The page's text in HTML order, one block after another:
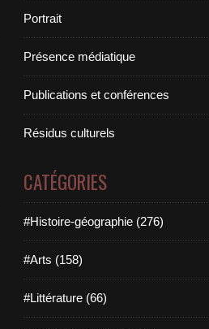
Portrait
Présence médiatique
Publications et conférences
Résidus culturels
CATÉGORIES
#Histoire-géographie (276)
#Arts (158)
#Littérature (66)